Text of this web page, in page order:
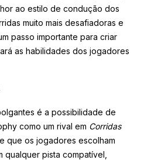
ao estilo de condução dos
muito mais desafiadoras e
passo importante para criar
as habilidades dos jogadores
é a possibilidade de
como um rival em Corridas
que os jogadores escolham
pista compatível,